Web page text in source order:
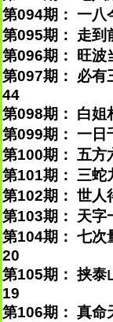
第094期： 一八
第095期： 走到
第096期： 旺波
第097期： 必有
44
第098期： 白姐
第099期： 一日
第100期： 五方
第101期： 三蛇
第102期： 世人
第103期： 天字
第104期： 七次
20
第105期： 挟泰
19
第106期： 真命